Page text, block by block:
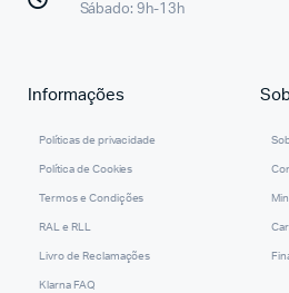
Sábado: 9h-13h
Informações
Políticas de privacidade
Política de Cookies
Termos e Condições
RAL e RLL
Livro de Reclamações
Klarna FAQ